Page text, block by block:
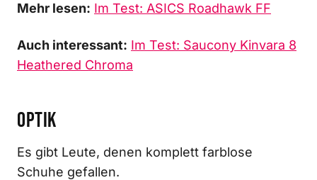
Mehr lesen: Im Test: ASICS Roadhawk FF
Auch interessant: Im Test: Saucony Kinvara 8
Heathered Chroma
Optik
Es gibt Leute, denen komplett farblose
Schuhe gefallen.